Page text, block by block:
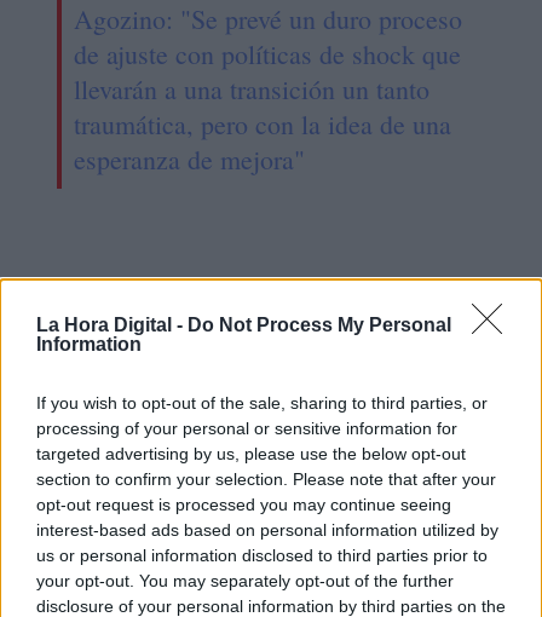
La Hora Digital - Do Not Process My Personal
Information
If you wish to opt-out of the sale, sharing to third parties, or
processing of your personal or sensitive information for
targeted advertising by us, please use the below opt-out
section to confirm your selection. Please note that after your
opt-out request is processed you may continue seeing
interest-based ads based on personal information utilized by
us or personal information disclosed to third parties prior to
your opt-out. You may separately opt-out of the further
disclosure of your personal information by third parties on the
Agozino: "Se prevé un duro proceso
de ajuste con políticas de shock que
llevarán a una transición un tanto
traumática, pero con la idea de una
esperanza de mejora"
Agozino: "Es la elección más reñida
en los 40 años de este periodo
democrático"